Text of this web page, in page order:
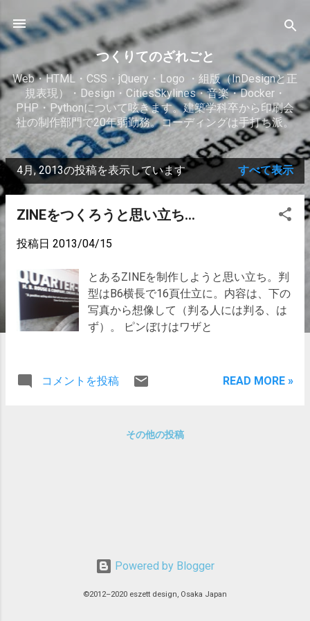
スキップしてメイン コンテンツに移動
つくりてのざれごと
Web・HTML・CSS・jQuery・Logo ・組版（InDesignと正
規表現）・Design・CitiesSkylines・音楽・Docker・
PHP・Pythonについて呟きます。建築学科卒から印刷会
社の制作部門で20年弱勤務。コーディングは手打ち派。
投
稿
4月, 2013の投稿を表示しています すべて表示
ZINEをつくろうと思い立ち…
投稿日 2013/04/15
とあるZINEを制作しようと思い立ち。判
型はB6横長で16頁仕立に。内容は、下の
写真から想像して（判る人には判る、は
ず）。 ピンぼけはワザと
コメントを投稿 READ MORE »
その他の投稿
Powered by Blogger
©2012–2020 eszett design, Osaka Japan